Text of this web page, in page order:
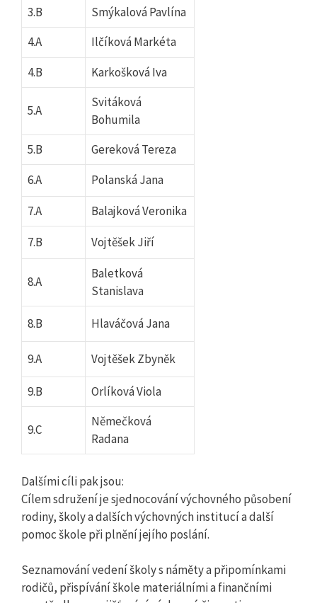
3.B
Smýkalová Pavlína
4.A
Ilčíková Markéta
4.B
Karkošková Iva
5.A
Svitáková
Bohumila
5.B
Gereková Tereza
6.A
Polanská Jana
7.A
Balajková Veronika
7.B
Vojtěšek Jiří
8.A
Baletková
Stanislava
8.B Hlaváčová Jana
9.A Vojtěšek Zbyněk
9.B Orlíková Viola
9.C
Němečková
Radana
Dalšími cíli pak jsou:
Cílem sdružení je sjednocování výchovného působení
rodiny, školy a dalších výchovných institucí a další
pomoc škole při plnění jejího poslání.
Seznamování vedení školy s náměty a připomínkami
rodičů, přispívání škole materiálními a finančními